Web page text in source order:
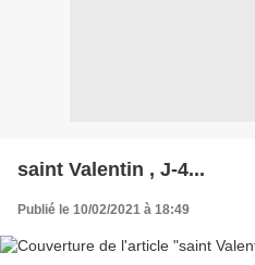
saint Valentin , J-4...
Publié le 10/02/2021 à 18:49